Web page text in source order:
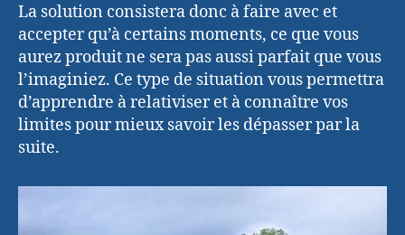
La solution consistera donc à faire avec et
accepter qu’à certains moments, ce que vous
aurez produit ne sera pas aussi parfait que vous
l’imaginiez. Ce type de situation vous permettra
d’apprendre à relativiser et à connaître vos
limites pour mieux savoir les dépasser par la
suite.